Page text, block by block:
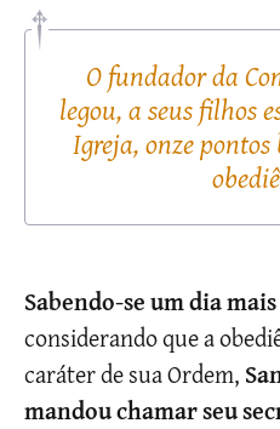
O fundador da
legou, a seus filhos
Igreja, onze
Sabendo-se um dia
considerando que a
caráter de sua Ordem,
mandou chamar seu